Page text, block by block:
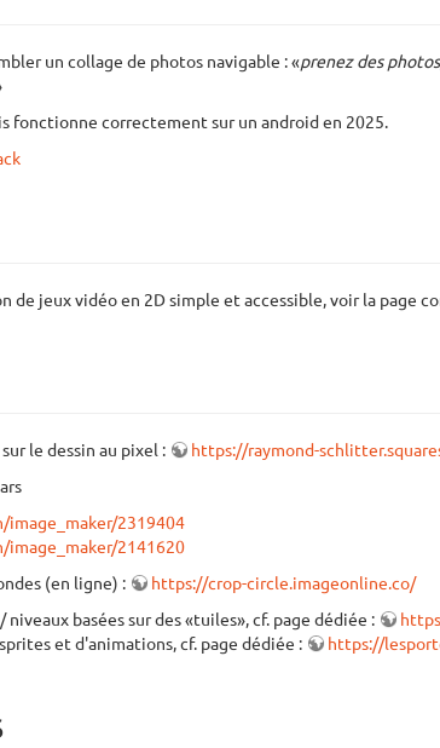
un collage de photos navigable : «prenez des
fonctionne correctement sur un android en 2025.
de jeux vidéo en 2D simple et accessible, voir la page
le dessin au pixel :
https://raymond-
2319404
2141620
(en ligne) :
https://crop-circle.imageonline.co/
basées sur des «tuiles», cf. page dédiée :
et d'animations, cf. page dédiée : https://